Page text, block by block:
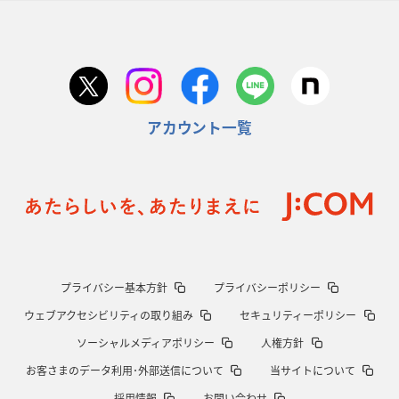
アカウント一覧
プライバシー基本方針
プライバシーポリシー
ウェブアクセシビリティの取り組み
セキュリティーポリシー
ソーシャルメディアポリシー
人権方針
お客さまのデータ利用･外部送信について
当サイトについて